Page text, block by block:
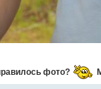
фото?